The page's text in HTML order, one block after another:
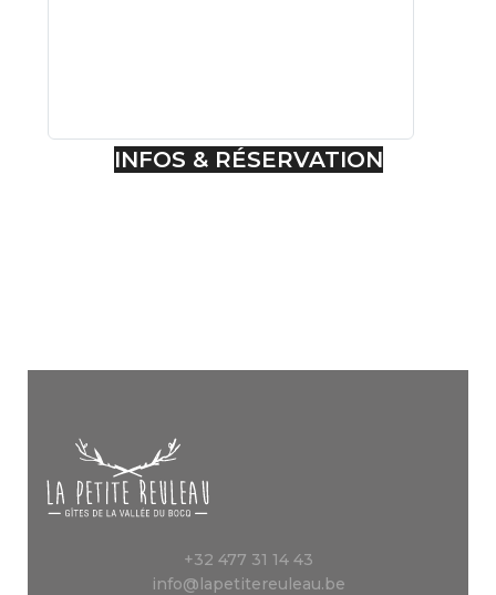
INFOS & RÉSERVATION
+32 477 31 14 43
info@lapetitereuleau.be